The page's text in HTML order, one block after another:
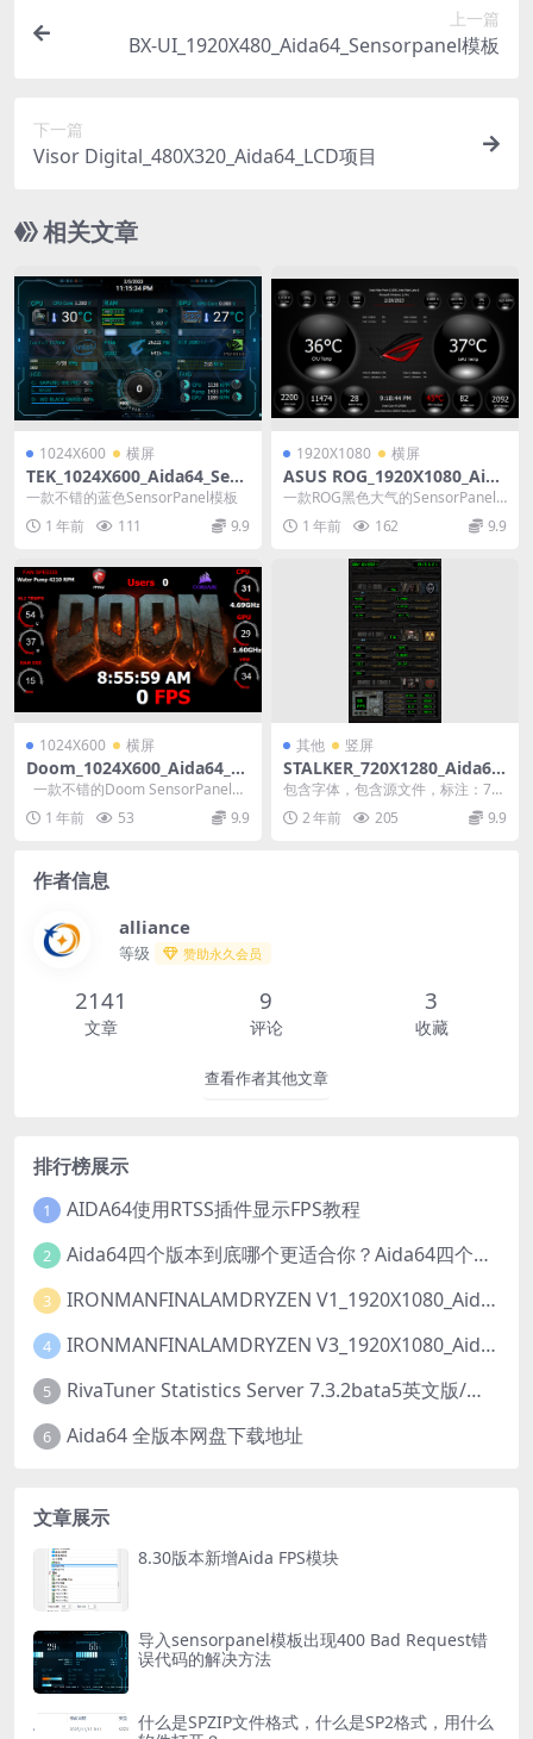
上一篇
BX-UI_1920X480_Aida64_Sensorpanel模板
下一篇
Visor Digital_480X320_Aida64_LCD项目
相关文章
1024X600 横屏
TEK_1024X600_Aida64_Sens
orPanel模板
一款不错的蓝色SensorPanel模板
1 年前
111 9.9
1920X1080 横屏
ASUS ROG_1920X1080_Aida
64_SensorPanel模板
一款ROG黑色大气的SensorPanel
模板
1 年前 162 9.9
1024X600 横屏
Doom_1024X600_Aida64_Se
nsorPanel模板
一款不错的Doom SensorPanel模
板
1 年前 53 9.9
其他 竖屏
STALKER_720X1280_Aida64
_SensorPanel模板
包含字体，包含源文件，标注：72
0X1280尺寸，实际尺寸是：690X1
225。2 年前 205 9.9
作者信息
alliance
等级 赞助永久会员
2141
文章
9
评论
3
收藏
查看作者其他文章
排行榜展示
1 AIDA64使用RTSS插件显示FPS教程
2 Aida64四个版本到底哪个更适合你？Aida64四个版本有什么区别？
3 IRONMANFINALAMDRYZEN V1_1920X1080_Aida64_SensorPanel模板【推荐001已修复】
4 IRONMANFINALAMDRYZEN V3_1920X1080_Aida64_LCD项目【推荐001】【动态】
5 RivaTuner Statistics Server 7.3.2bata5英文版/中文版【简称rtss】下载以及安装教程
6 Aida64 全版本网盘下载地址
文章展示
8.30版本新增Aida FPS模块
导入sensorpanel模板出现400 Bad Request错
误代码的解决方法
什么是SPZIP文件格式，什么是SP2格式，用什么